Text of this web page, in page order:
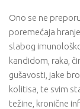
Ono se ne
poremećaja
slabog
kandidom, raka,
gušavosti, jake
kolitisa, te svim
težine, kronične